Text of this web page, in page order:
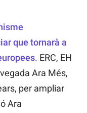
que tornarà a
. ERC, EH
Ara Més,
per ampliar
Ara